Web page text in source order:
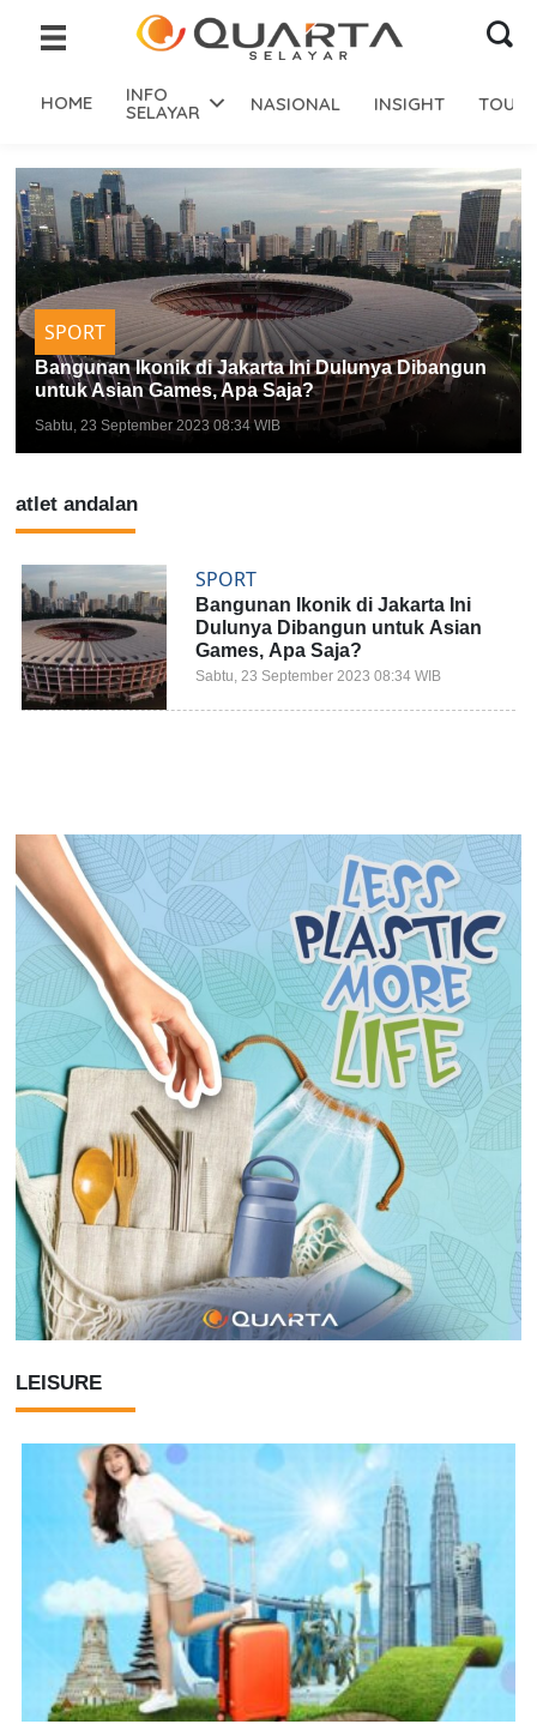
HOME INFO
SELAYAR NASIONAL INSIGHT
SPORT
Bangunan Ikonik di Jakarta Ini Dulunya Dibangun
untuk Asian Games, Apa Saja?
Sabtu, 23 September 2023 08:34 WIB
LEISURE
atlet andalan
SPORT
Bangunan Ikonik di Jakarta Ini
Dulunya Dibangun untuk Asian
Games, Apa Saja?
Sabtu, 23 September 2023 08:34 WIB